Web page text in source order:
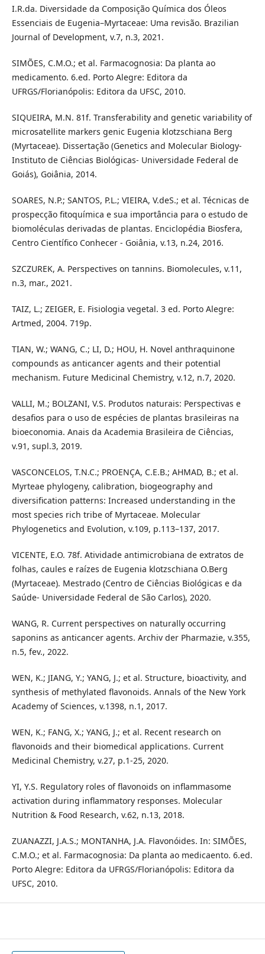
I.R.da. Diversidade da Composição Química dos Óleos
Essenciais de Eugenia–Myrtaceae: Uma revisão. Brazilian
Journal of Development, v.7, n.3, 2021.
SIMÕES, C.M.O.; et al. Farmacognosia: Da planta ao
medicamento. 6.ed. Porto Alegre: Editora da
UFRGS/Florianópolis: Editora da UFSC, 2010.
SIQUEIRA, M.N. 81f. Transferability and genetic variability of
microsatellite markers genic Eugenia klotzschiana Berg
(Myrtaceae). Dissertação (Genetics and Molecular Biology-
Instituto de Ciências Biológicas- Universidade Federal de
Goiás), Goiânia, 2014.
SOARES, N.P.; SANTOS, P.L.; VIEIRA, V.deS.; et al. Técnicas de
prospecção fitoquímica e sua importância para o estudo de
biomoléculas derivadas de plantas. Enciclopédia Biosfera,
Centro Científico Conhecer - Goiânia, v.13, n.24, 2016.
SZCZUREK, A. Perspectives on tannins. Biomolecules, v.11,
n.3, mar., 2021.
TAIZ, L.; ZEIGER, E. Fisiologia vegetal. 3 ed. Porto Alegre:
Artmed, 2004. 719p.
TIAN, W.; WANG, C.; LI, D.; HOU, H. Novel anthraquinone
compounds as anticancer agents and their potential
mechanism. Future Medicinal Chemistry, v.12, n.7, 2020.
VALLI, M.; BOLZANI, V.S. Produtos naturais: Perspectivas e
desafios para o uso de espécies de plantas brasileiras na
bioeconomia. Anais da Academia Brasileira de Ciências,
v.91, supl.3, 2019.
VASCONCELOS, T.N.C.; PROENÇA, C.E.B.; AHMAD, B.; et al.
Myrteae phylogeny, calibration, biogeography and
diversification patterns: Increased understanding in the
most species rich tribe of Myrtaceae. Molecular
Phylogenetics and Evolution, v.109, p.113–137, 2017.
VICENTE, E.O. 78f. Atividade antimicrobiana de extratos de
folhas, caules e raízes de Eugenia klotzschiana O.Berg
(Myrtaceae). Mestrado (Centro de Ciências Biológicas e da
Saúde- Universidade Federal de São Carlos), 2020.
WANG, R. Current perspectives on naturally occurring
saponins as anticancer agents. Archiv der Pharmazie, v.355,
n.5, fev., 2022.
WEN, K.; JIANG, Y.; YANG, J.; et al. Structure, bioactivity, and
synthesis of methylated flavonoids. Annals of the New York
Academy of Sciences, v.1398, n.1, 2017.
WEN, K.; FANG, X.; YANG, J.; et al. Recent research on
flavonoids and their biomedical applications. Current
Medicinal Chemistry, v.27, p.1-25, 2020.
YI, Y.S. Regulatory roles of flavonoids on inflammasome
activation during inflammatory responses. Molecular
Nutrition & Food Research, v.62, n.13, 2018.
ZUANAZZI, J.A.S.; MONTANHA, J.A. Flavonóides. In: SIMÕES,
C.M.O.; et al. Farmacognosia: Da planta ao medicaento. 6.ed.
Porto Alegre: Editora da UFRGS/Florianópolis: Editora da
UFSC, 2010.